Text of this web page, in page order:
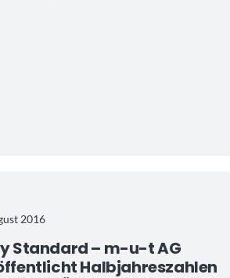
2016
Standard – m-u-t AG
Halbjahreszahlen